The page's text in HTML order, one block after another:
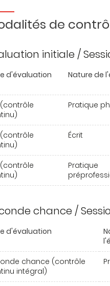
de
initiale /
d'évaluation Nature de
Pratique
Écrit
Pratique
chance /
d'évaluation
chance (contrôle
intégral)